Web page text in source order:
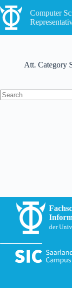
Skip
to
content
Computer
Att. Category
der